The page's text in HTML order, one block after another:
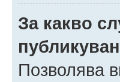
За какво
Позволява